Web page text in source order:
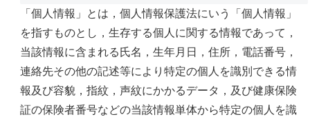
「個人情報」とは，個人情報保護法にいう「個人情報」
を指すものとし，生存する個人に関する情報であって，
当該情報に含まれる氏名，生年月日，住所，電話番号，
連絡先その他の記述等により特定の個人を識別できる情
報及び容貌，指紋，声紋にかかるデータ，及び健康保険
証の保険者番号などの当該情報単体から特定の個人を識